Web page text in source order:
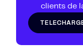
clients de